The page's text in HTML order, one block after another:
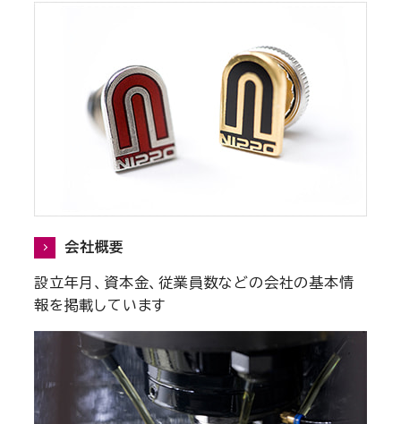
会社概要
設立年月、資本金、従業員数などの会社の基本情
報を掲載しています